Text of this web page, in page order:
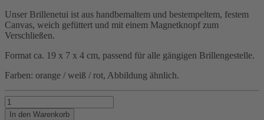
Unser Brillenetui ist aus handbemaltem und bestempeltem, festem
Canvas, weich gefüttert und mit einem Magnetknopf zum
Verschließen.
Format ca. 19 x 7 x 4 cm, passend für alle gängigen Brillengestelle.
Farben: orange / weiß / rot, Abbildung ähnlich.
Mit
klarem
In den Warenkorb